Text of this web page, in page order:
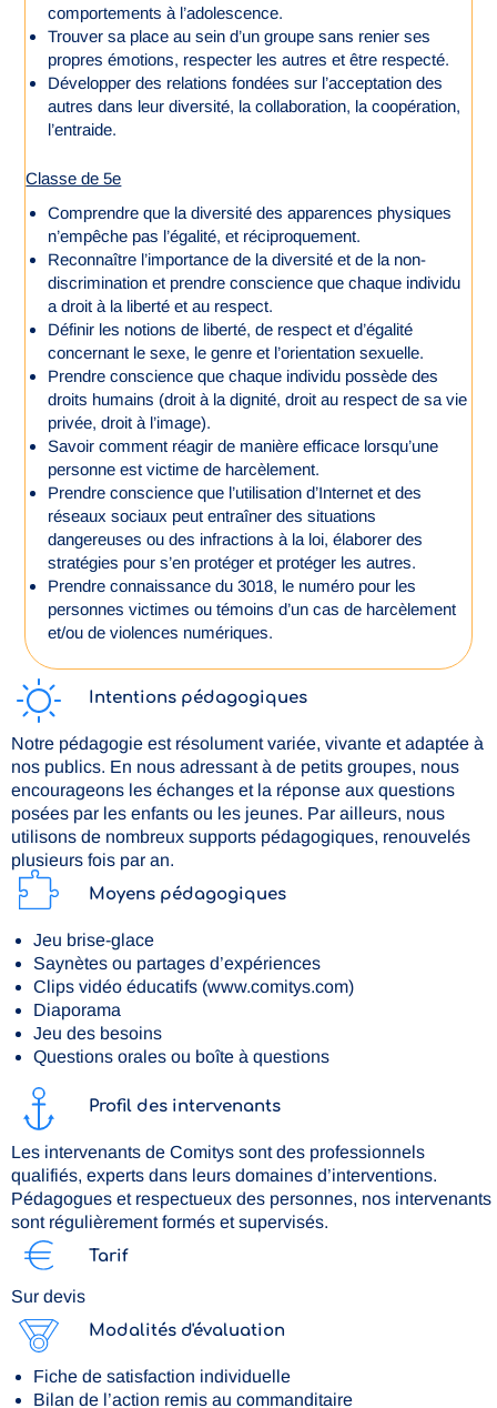
comportements à l’adolescence.
Trouver sa place au sein d’un groupe sans renier ses
propres émotions, respecter les autres et être respecté.
Développer des relations fondées sur l’acceptation des
autres dans leur diversité, la collaboration, la coopération,
l’entraide.
Classe de 5e
Comprendre que la diversité des apparences physiques
n’empêche pas l’égalité, et réciproquement.
Reconnaître l’importance de la diversité et de la non-
discrimination et prendre conscience que chaque individu
a droit à la liberté et au respect.
Définir les notions de liberté, de respect et d’égalité
concernant le sexe, le genre et l’orientation sexuelle.
Prendre conscience que chaque individu possède des
droits humains (droit à la dignité, droit au respect de sa vie
privée, droit à l’image).
Savoir comment réagir de manière efficace lorsqu’une
personne est victime de harcèlement.
Prendre conscience que l’utilisation d’Internet et des
réseaux sociaux peut entraîner des situations
dangereuses ou des infractions à la loi, élaborer des
stratégies pour s’en protéger et protéger les autres.
Prendre connaissance du 3018, le numéro pour les
personnes victimes ou témoins d’un cas de harcèlement
et/ou de violences numériques.
Intentions pédagogiques
Notre pédagogie est résolument variée, vivante et adaptée à
nos publics. En nous adressant à de petits groupes, nous
encourageons les échanges et la réponse aux questions
posées par les enfants ou les jeunes. Par ailleurs, nous
utilisons de nombreux supports pédagogiques, renouvelés
plusieurs fois par an.
Moyens pédagogiques
Jeu brise-glace
Saynètes ou partages d’expériences
Clips vidéo éducatifs (www.comitys.com)
Diaporama
Jeu des besoins
Questions orales ou boîte à questions
Profil des intervenants
Les intervenants de Comitys sont des professionnels
qualifiés, experts dans leurs domaines d’interventions.
Pédagogues et respectueux des personnes, nos intervenants
sont régulièrement formés et supervisés.
Tarif
Sur devis
Modalités d'évaluation
Fiche de satisfaction individuelle
Bilan de l’action remis au commanditaire